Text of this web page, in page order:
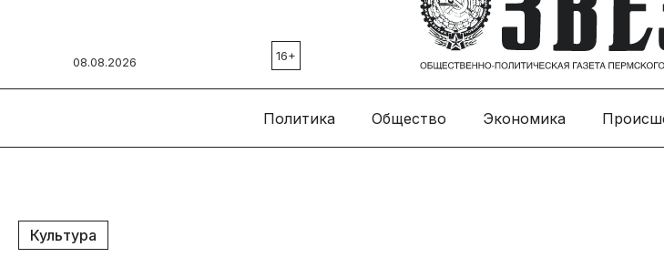
08.08.2026 16+
Политика Общество Экономика
Культура